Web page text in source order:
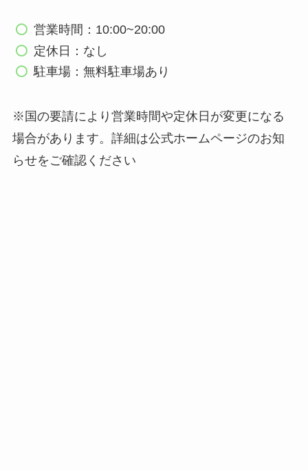
営業時間：10:00~20:00
定休日：なし
駐車場：無料駐車場あり
※国の要請により営業時間や定休日が変更になる
場合があります。詳細は公式ホームページのお知
らせをご確認ください